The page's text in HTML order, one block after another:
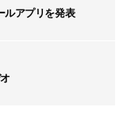
ルアプリを発表